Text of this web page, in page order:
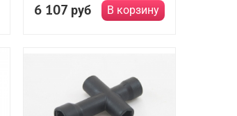
6 107 руб В корзину